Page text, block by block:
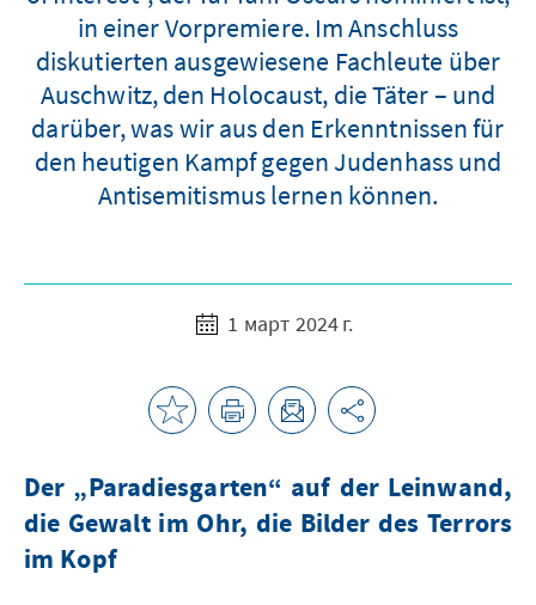
in einer Vorpremiere. Im Anschluss
diskutierten ausgewiesene Fachleute über
Auschwitz, den Holocaust, die Täter – und
darüber, was wir aus den Erkenntnissen für
den heutigen Kampf gegen Judenhass und
Antisemitismus lernen können.
1 март 2024 г.
Der „Paradiesgarten“ auf der Leinwand,
die Gewalt im Ohr, die Bilder des Terrors
im Kopf